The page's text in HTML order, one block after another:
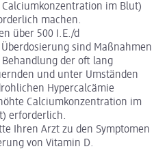
Calciumkonzentration im Blut)
machen.
über 500 I.E./d
Überdosierung sind Maßnahmen
der oft lang
und unter Umständen
Hypercalcämie
Calciumkonzentration im
erforderlich.
Ihren Arzt zu den Symptomen
von Vitamin D.